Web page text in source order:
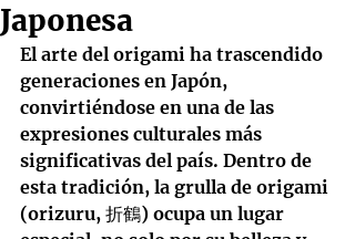
Japonesa
El arte del origami ha trascendido
generaciones en Japón,
convirtiéndose en una de las
expresiones culturales más
significativas del país. Dentro de
esta tradición, la grulla de origami
(orizuru, 折鶴) ocupa un lugar